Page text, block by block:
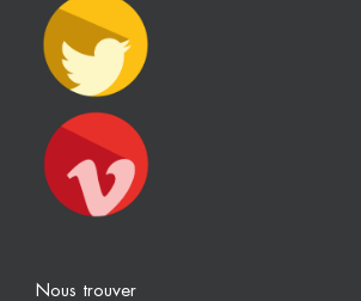
Nous trouver